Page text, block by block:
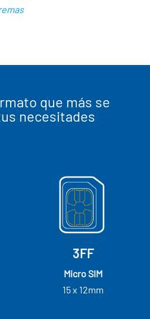
que más se
necesitades
3FF
Micro SIM
15 x 12mm